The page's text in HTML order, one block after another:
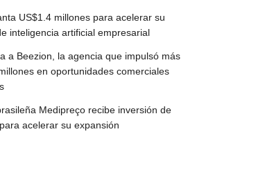
US$1.4 millones para acelerar su
inteligencia artificial empresarial
a Beezion, la agencia que impulsó más
en oportunidades comerciales
Medipreço recibe inversión de
acelerar su expansión